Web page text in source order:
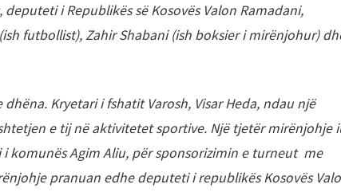
i Republikës së Kosovës Valon Ramadani,
futbollist), Zahir Shabani (ish boksier i mirënjohur)
Kryetari i fshatit Varosh, Visar Heda, ndau një
e tij në aktivitetet sportive. Një tjetër mirënjohje
komunës Agim Aliu, për sponsorizimin e turneut me
pranuan edhe deputeti i republikës Kosovës